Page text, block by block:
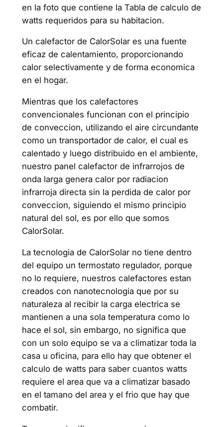
en la foto que contiene la Tabla de calculo de
watts requeridos para su habitacion.
Un calefactor de CalorSolar es una fuente
eficaz de calentamiento, proporcionando
calor selectivamente y de forma economica
en el hogar.
Mientras que los calefactores
convencionales funcionan con el principio
de conveccion, utilizando el aire circundante
como un transportador de calor, el cual es
calentado y luego distribuido en el ambiente,
nuestro panel calefactor de infrarrojos de
onda larga genera calor por radiacion
infrarroja directa sin la perdida de calor por
conveccion, siguiendo el mismo principio
natural del sol, es por ello que somos
CalorSolar.
La tecnologia de CalorSolar no tiene dentro
del equipo un termostato regulador, porque
no lo requiere, nuestros calefactores estan
creados con nanotecnologia que por su
naturaleza al recibir la carga electrica se
mantienen a una sola temperatura como lo
hace el sol, sin embargo, no significa que
con un solo equipo se va a climatizar toda la
casa u oficina, para ello hay que obtener el
calculo de watts para saber cuantos watts
requiere el area que va a climatizar basado
en el tamano del area y el frio que hay que
combatir.